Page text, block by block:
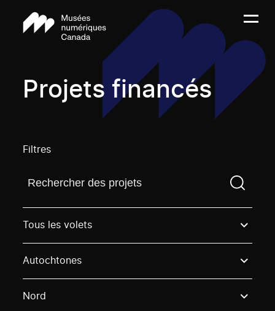
Projets financés
Filtres
Trouvez un projetVous devez saisir un terme de
Tous les volets
Autochtones
Nord